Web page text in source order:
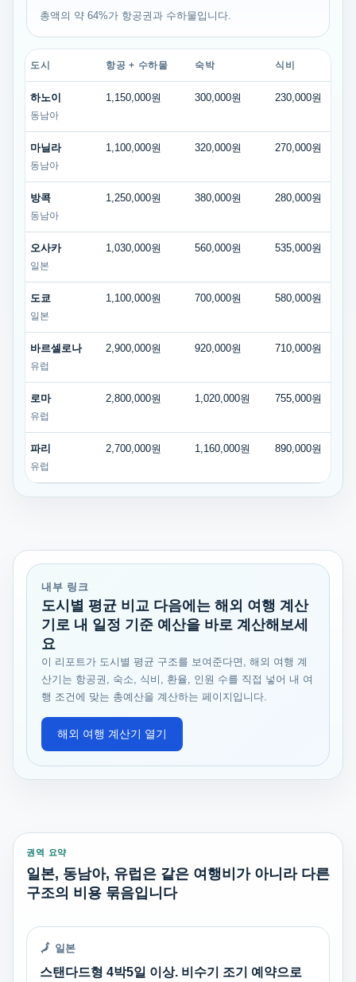
총액의 약 64%가 항공권과 수하물입니다.
도시 항공 + 수하물 숙박 식비
하노이
동남아
1,150,000원 300,000원 230,000원
마닐라
동남아
1,100,000원 320,000원 270,000원
방콕
동남아
1,250,000원 380,000원 280,000원
오사카
일본
1,030,000원 560,000원 535,000원
도쿄
일본
1,100,000원 700,000원 580,000원
바르셀로나
유럽
2,900,000원 920,000원 710,000원
로마
유럽
2,800,000원 1,020,000원 755,000원
파리
유럽
2,700,000원 1,160,000원 890,000원
내부 링크
도시별 평균 비교 다음에는 해외 여행 계산
기로 내 일정 기준 예산을 바로 계산해보세
요
이 리포트가 도시별 평균 구조를 보여준다면, 해외 여행 계
산기는 항공권, 숙소, 식비, 환율, 인원 수를 직접 넣어 내 여
행 조건에 맞는 총예산을 계산하는 페이지입니다.
해외 여행 계산기 열기
권역 요약
일본, 동남아, 유럽은 같은 여행비가 아니라 다른
구조의 비용 묶음입니다
🗾 일본
스탠다드형 4박5일 이상. 비수기 조기 예약으로